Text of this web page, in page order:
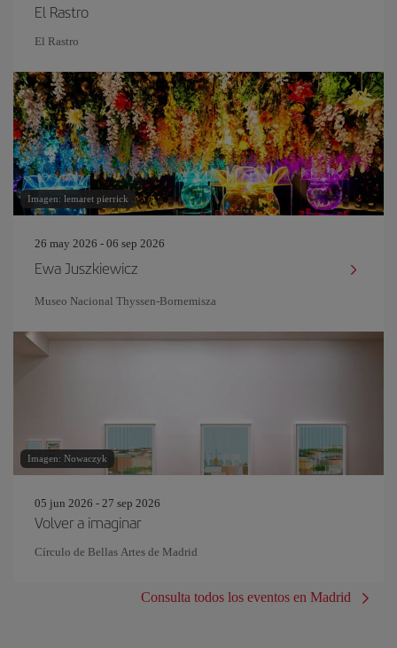
El Rastro
El Rastro
Imagen: lemaret pierrick
26 may 2026 - 06 sep 2026
Ewa Juszkiewicz
Museo Nacional Thyssen-Bornemisza
Imagen: Nowaczyk
05 jun 2026 - 27 sep 2026
Volver a imaginar
Círculo de Bellas Artes de Madrid
Consulta todos los eventos en Madrid